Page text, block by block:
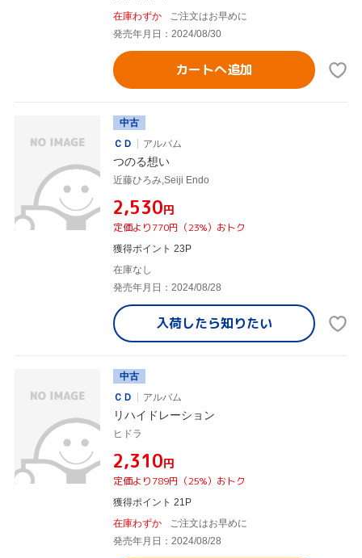
在庫わずか
ご注文はお早めに
発売年月日：2024/08/30
カートへ追加
中古
ＣＤ
アルバム
つのる想い
近藤ひろみ,Seiji Endo
¥2,530円
定価より770円（23%）おトク
獲得ポイント 23P
在庫なし
発売年月日：2024/08/28
入荷したら知りたい
中古
ＣＤ
アルバム
リハイドレーション
ヒドラ
¥2,310円
定価より789円（25%）おトク
獲得ポイント 21P
在庫わずか
ご注文はお早めに
発売年月日：2024/08/28